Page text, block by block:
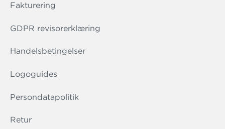
Fakturering
GDPR revisorerklæring
Handelsbetingelser
Logoguides
Persondatapolitik
Retur